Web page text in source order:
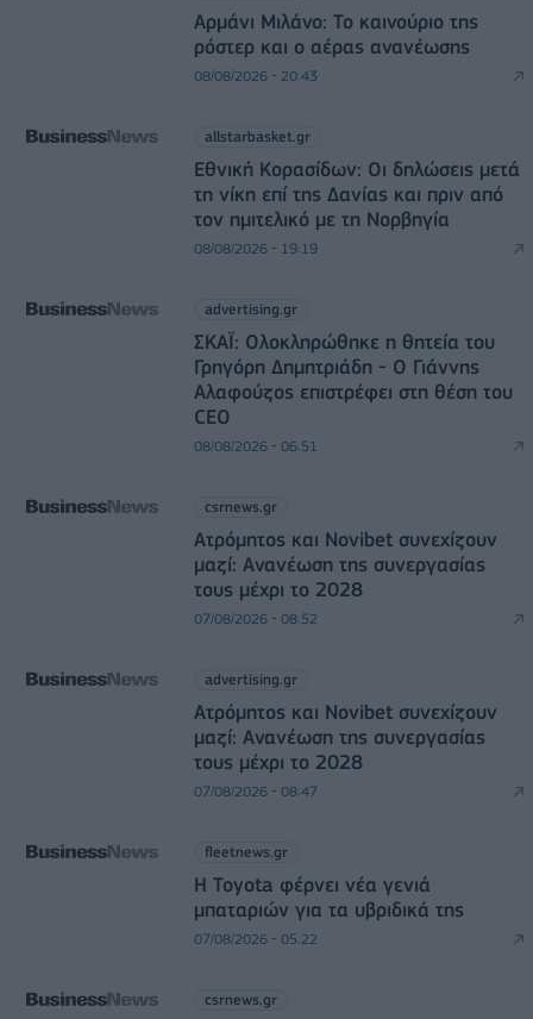
Αρμάνι Μιλάνο: Το καινούριο της
ρόστερ και ο αέρας ανανέωσης
08/08/2026 - 20:43
allstarbasket.gr
Εθνική Κορασίδων: Οι δηλώσεις μετά
τη νίκη επί της Δανίας και πριν από
τον ημιτελικό με τη Νορβηγία
08/08/2026 - 19:19
advertising.gr
ΣΚΑΪ: Ολοκληρώθηκε η θητεία του
Γρηγόρη Δημητριάδη - Ο Γιάννης
Αλαφούζος επιστρέφει στη θέση του
CEO
08/08/2026 - 06:51
csrnews.gr
Ατρόμητος και Novibet συνεχίζουν
μαζί: Ανανέωση της συνεργασίας
τους μέχρι το 2028
07/08/2026 - 08:52
advertising.gr
Ατρόμητος και Novibet συνεχίζουν
μαζί: Ανανέωση της συνεργασίας
τους μέχρι το 2028
07/08/2026 - 08:47
fleetnews.gr
Η Toyota φέρνει νέα γενιά
μπαταριών για τα υβριδικά της
07/08/2026 - 05:22
csrnews.gr